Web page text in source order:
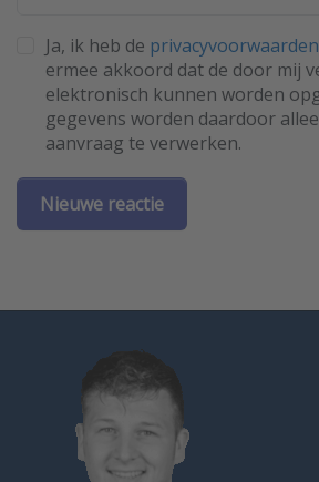
Ja, ik heb de privacyvoorwaarden
ermee akkoord dat de door mij
elektronisch kunnen worden
gegevens worden daardoor
aanvraag te verwerken.
Nieuwe reactie